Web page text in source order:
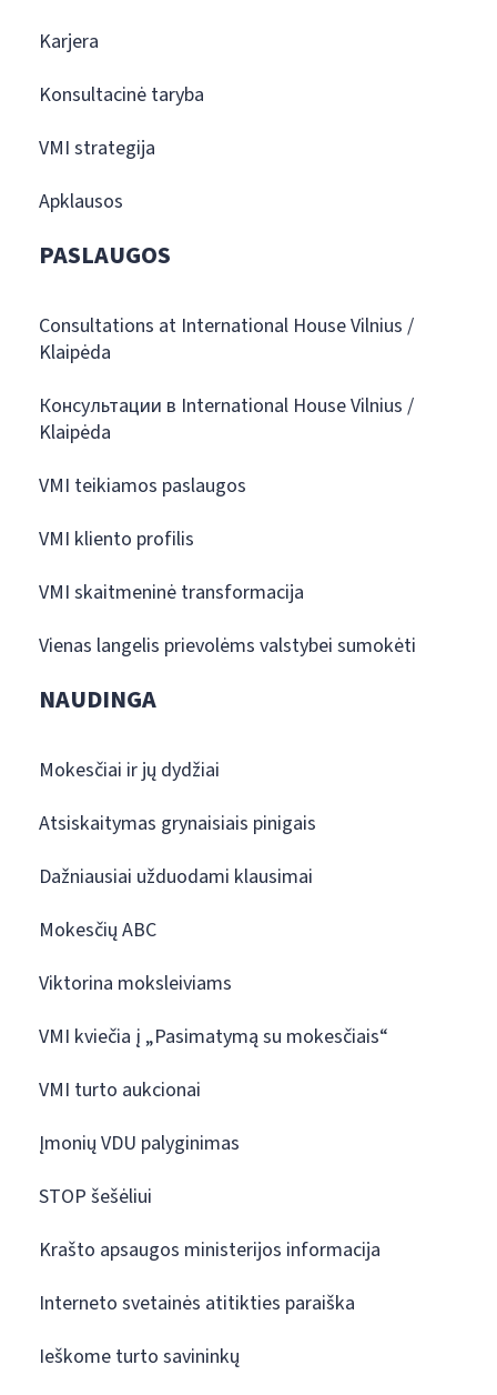
Karjera
Konsultacinė taryba
VMI strategija
Apklausos
PASLAUGOS
Consultations at International House Vilnius /
Klaipėda
Консультации в International House Vilnius /
Klaipėda
VMI teikiamos paslaugos
VMI kliento profilis
VMI skaitmeninė transformacija
Vienas langelis prievolėms valstybei sumokėti
NAUDINGA
Mokesčiai ir jų dydžiai
Atsiskaitymas grynaisiais pinigais
Dažniausiai užduodami klausimai
Mokesčių ABC
Viktorina moksleiviams
VMI kviečia į „Pasimatymą su mokesčiais“
VMI turto aukcionai
Įmonių VDU palyginimas
STOP šešėliui
Krašto apsaugos ministerijos informacija
Interneto svetainės atitikties paraiška
Ieškome turto savininkų